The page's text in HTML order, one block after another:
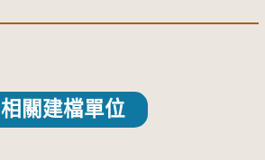
相關建檔單位